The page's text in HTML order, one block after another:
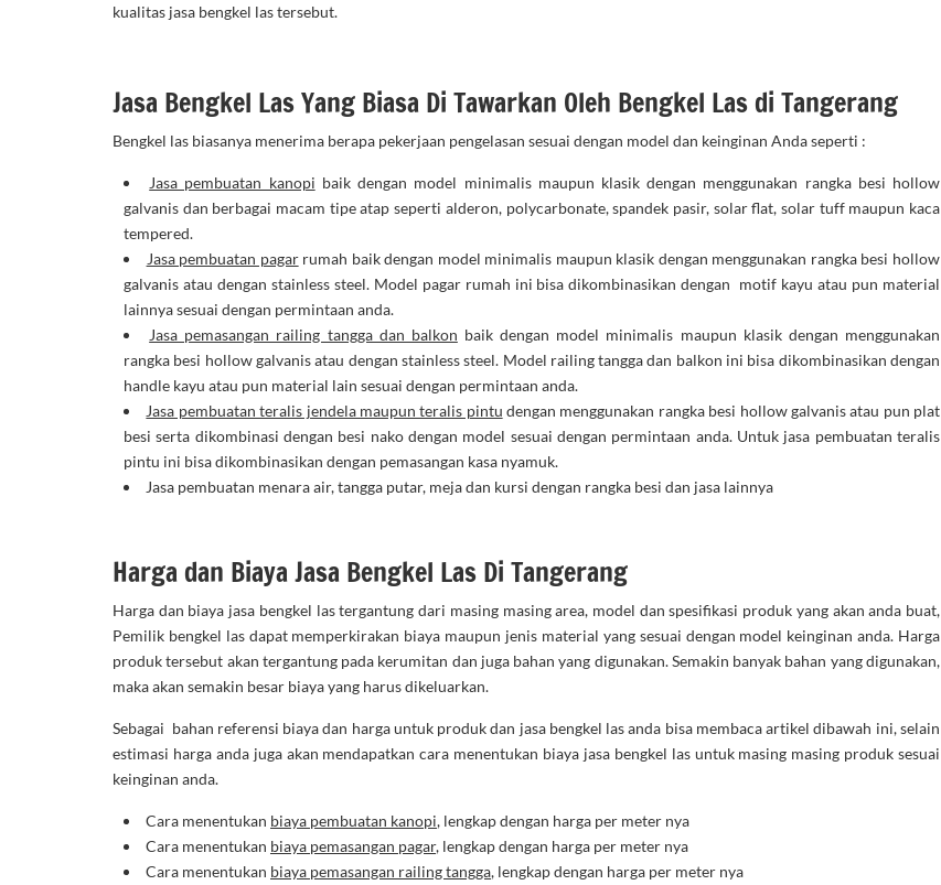
kualitas jasa bengkel las tersebut.
Jasa Bengkel Las Yang Biasa Di Tawarkan Oleh Bengkel Las di Tangerang
Bengkel las biasanya menerima berapa pekerjaan pengelasan sesuai dengan model dan keinginan Anda seperti :
Jasa pembuatan kanopi baik dengan model minimalis maupun klasik dengan menggunakan rangka besi hollow
galvanis dan berbagai macam tipe atap seperti alderon, polycarbonate, spandek pasir, solar flat, solar tuff maupun kaca
tempered.
Jasa pembuatan pagarrumah baik dengan model minimalis maupun klasik dengan menggunakan rangka besi hollow
galvanis atau dengan stainless steel. Model pagar rumah ini bisa dikombinasikan dengan motif kayu atau pun material
lainnya sesuai dengan permintaan anda.
Jasa pemasangan railing tangga dan balkon baik dengan model minimalis maupun klasik dengan menggunakan
rangka besi hollow galvanis atau dengan stainless steel. Model railing tangga dan balkon ini bisa dikombinasikan dengan
handle kayu atau pun material lain sesuai dengan permintaan anda.
Jasa pembuatan teralis jendela maupun teralis pintu dengan menggunakan rangka besi hollow galvanis atau pun plat
besi serta dikombinasi dengan besi nako dengan model sesuai dengan permintaan anda. Untuk jasa pembuatan teralis
pintu ini bisa dikombinasikan dengan pemasangan kasa nyamuk.
Jasa pembuatan menara air, tangga putar, meja dan kursi dengan rangka besi dan jasa lainnya
Harga dan Biaya Jasa Bengkel Las Di Tangerang
Harga dan biaya jasa bengkel las tergantung dari masing masing area, model dan spesifikasi produk yang akan anda buat,
Pemilik bengkel las dapat memperkirakan biaya maupun jenis material yang sesuai dengan model keinginan anda. Harga
produk tersebut akan tergantung pada kerumitan dan juga bahan yang digunakan. Semakin banyak bahan yang digunakan,
maka akan semakin besar biaya yang harus dikeluarkan.
Sebagai bahan referensi biaya dan harga untuk produk dan jasa bengkel las anda bisa membaca artikel dibawah ini, selain
estimasi harga anda juga akan mendapatkan cara menentukan biaya jasa bengkel las untuk masing masing produk sesuai
keinginan anda.
Cara menentukan biaya pembuatan kanopi, lengkap dengan harga per meter nya
Cara menentukan biaya pemasangan pagar, lengkap dengan harga per meter nya
Cara menentukan biaya pemasangan railing tangga, lengkap dengan harga per meter nya